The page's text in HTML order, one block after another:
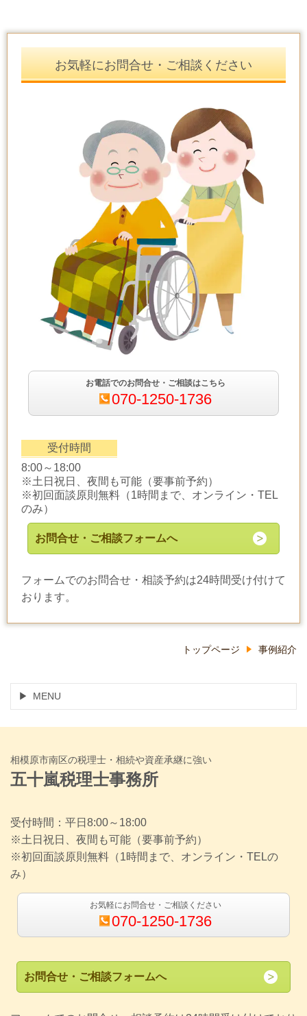
お気軽にお問合せ・ご相談ください
お電話でのお問合せ・ご相談はこちら
070-1250-1736
受付時間
8:00～18:00
※土日祝日、夜間も可能（要事前予約）
※初回面談原則無料（1時間まで、オンライン・TEL
のみ）
お問合せ・ご相談フォームへ
フォームでのお問合せ・相談予約は24時間受け付けて
おります。
トップページ 事例紹介
MENU
相模原市南区の税理士・相続や資産承継に強い
五十嵐税理士事務所
受付時間：平日8:00～18:00
※土日祝日、夜間も可能（要事前予約）
※初回面談原則無料（1時間まで、オンライン・TELの
み）
お気軽にお問合せ・ご相談ください
070-1250-1736
お問合せ・ご相談フォームへ